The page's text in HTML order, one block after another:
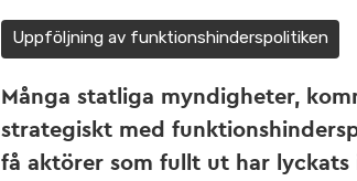
Uppföljning av funktionshinderspolitiken
Många statliga myndigheter,
strategiskt med
få aktörer som fullt ut har lyckats